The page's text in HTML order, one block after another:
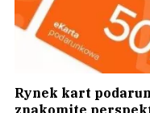
Rynek kart
znakomite